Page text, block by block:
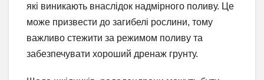
які виникають внаслідок надмірного поливу. Це
може призвести до загибелі рослини, тому
важливо стежити за режимом поливу та
забезпечувати хороший дренаж грунту.